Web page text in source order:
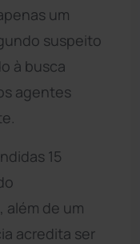
um
suspeito
à busca
agentes
15
além de um
acredita ser